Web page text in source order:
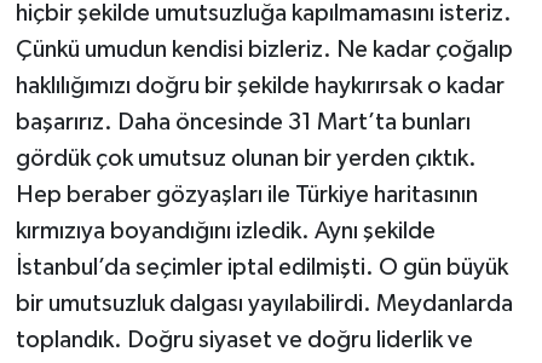
hiçbir şekilde umutsuzluğa kapılmamasını isteriz.
Çünkü umudun kendisi bizleriz. Ne kadar çoğalıp
haklılığımızı doğru bir şekilde haykırırsak o kadar
başarırız. Daha öncesinde 31 Mart’ta bunları
gördük çok umutsuz olunan bir yerden çıktık.
Hep beraber gözyaşları ile Türkiye haritasının
kırmızıya boyandığını izledik. Aynı şekilde
İstanbul’da seçimler iptal edilmişti. O gün büyük
bir umutsuzluk dalgası yayılabilirdi. Meydanlarda
toplandık. Doğru siyaset ve doğru liderlik ve